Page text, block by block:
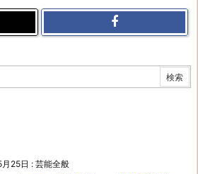
25日 : 芸能全般